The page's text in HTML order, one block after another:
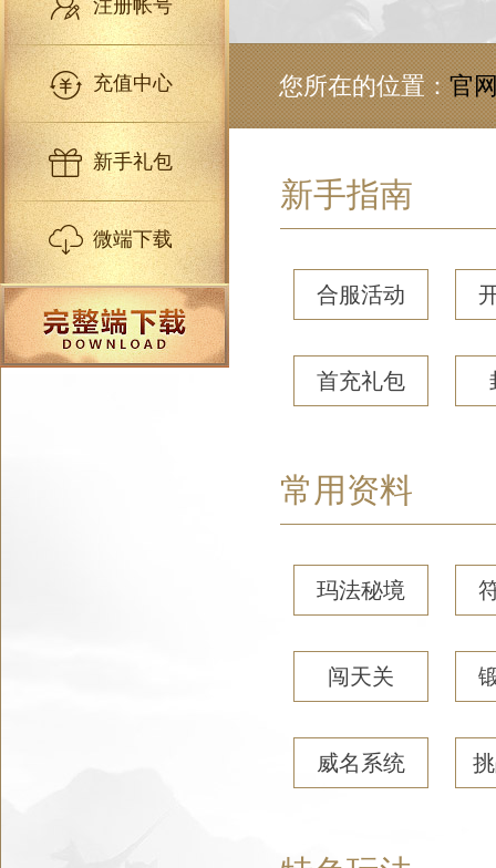
注册帐号
充值中心
新手礼包
微端下载
您所在的位置：官
新手指南
合服活动
首充礼包
常用资料
玛法秘境
闯天关
威名系统